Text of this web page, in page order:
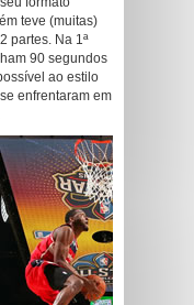
teve (muitas)
partes. Na 1ª
90 segundos
ao estilo
enfrentaram em